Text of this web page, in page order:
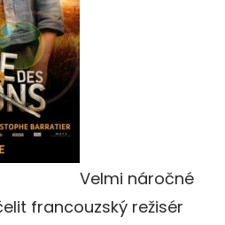
Velmi náročné
francouzský režisér